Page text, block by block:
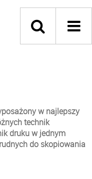
w najlepszy
technik
druku w jednym
do skopiowania